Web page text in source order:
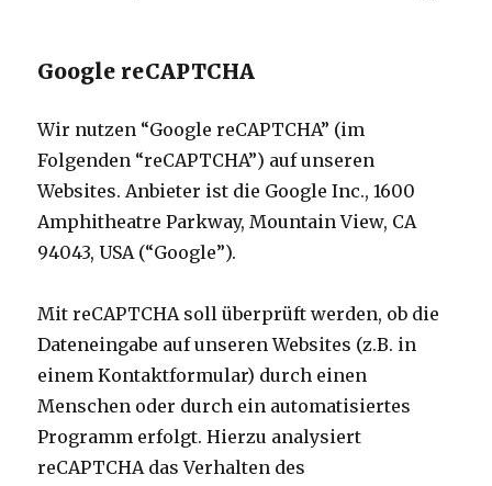
Google reCAPTCHA
Wir nutzen “Google reCAPTCHA” (im
Folgenden “reCAPTCHA”) auf unseren
Websites. Anbieter ist die Google Inc., 1600
Amphitheatre Parkway, Mountain View, CA
94043, USA (“Google”).
Mit reCAPTCHA soll überprüft werden, ob die
Dateneingabe auf unseren Websites (z.B. in
einem Kontaktformular) durch einen
Menschen oder durch ein automatisiertes
Programm erfolgt. Hierzu analysiert
reCAPTCHA das Verhalten des